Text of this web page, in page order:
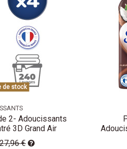
de stock
2- Adoucissants
3D Grand Air
27,96 €